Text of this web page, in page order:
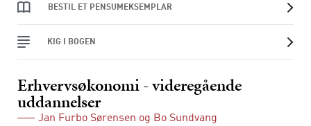
BESTIL ET PENSUMEKSEMPLAR
KIG I BOGEN
Erhvervsøkonomi - videregående
uddannelser
Jan Furbo Sørensen og Bo Sundvang